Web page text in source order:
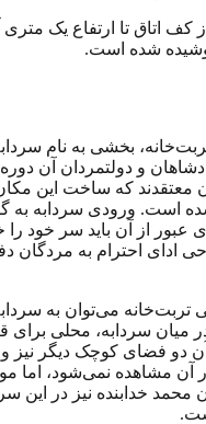
کف اتاق تا ارتفاع یک متری
شده است.
بخشی به نام
و دولتمردان آن دوره
که ساخت این
است. ورودی سردابه به
از آن باید سر خود را
ادای احترام به مردگان
تربت‌خانه می‌توان به
میان سردابه، محلی برای
دو فضای کوچک دیگر نیز
آن مشاهده نمی‌شود، اما
محمد خدابنده نیز در این